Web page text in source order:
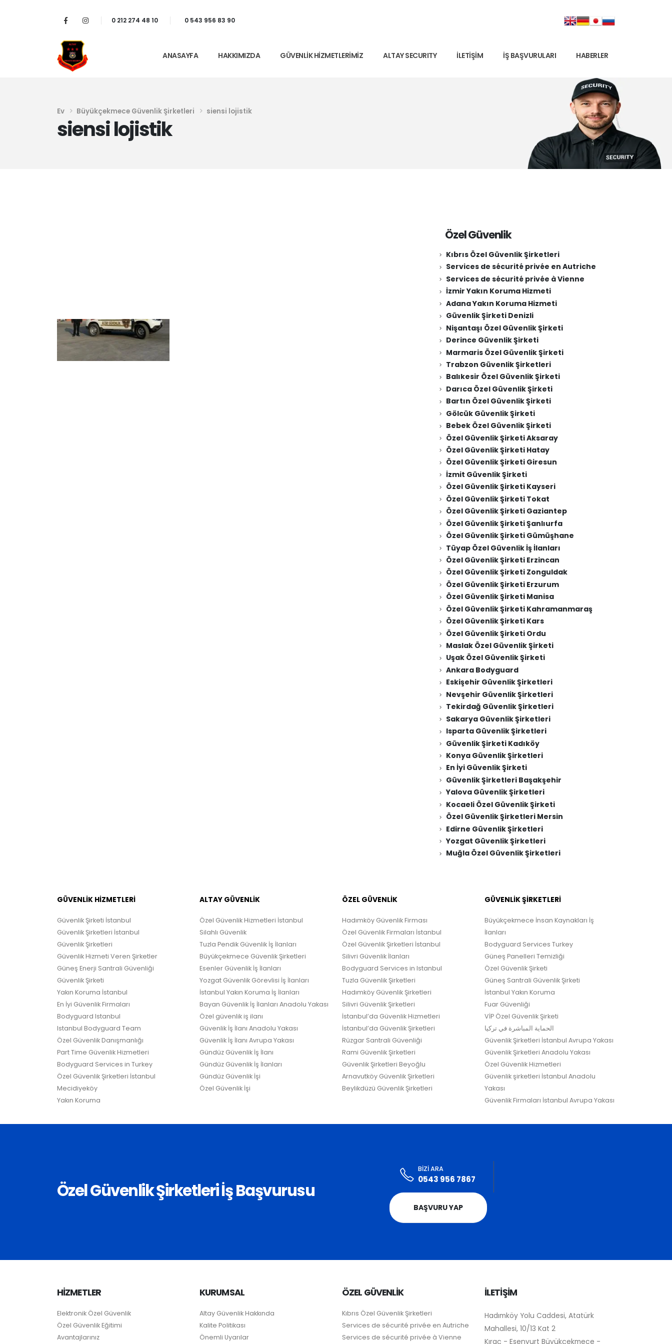
0 212 274 48 10 0 543 956 83 90
ANASAYFA HAKKIMIZDA GÜVENLIK HIZMETLERIMIZ ALTAY SECURITY İLETIŞIM İŞ BAŞVURULARI HABERLER
Ev Büyükçekmece Güvenlik Şirketleri siensi lojistik
siensi lojistik
Özel Güvenlik
Kıbrıs Özel Güvenlik Şirketleri
Services de sécurité privée en Autriche
Services de sécurité privée à Vienne
İzmir Yakın Koruma Hizmeti
Adana Yakın Koruma Hizmeti
Güvenlik Şirketi Denizli
Nişantaşı Özel Güvenlik Şirketi
Derince Güvenlik Şirketi
Marmaris Özel Güvenlik Şirketi
Trabzon Güvenlik Şirketleri
Balıkesir Özel Güvenlik Şirketi
Darıca Özel Güvenlik Şirketi
Bartın Özel Güvenlik Şirketi
Gölcük Güvenlik Şirketi
Bebek Özel Güvenlik Şirketi
Özel Güvenlik Şirketi Aksaray
Özel Güvenlik Şirketi Hatay
Özel Güvenlik Şirketi Giresun
İzmit Güvenlik Şirketi
Özel Güvenlik Şirketi Kayseri
Özel Güvenlik Şirketi Tokat
Özel Güvenlik Şirketi Gaziantep
Özel Güvenlik Şirketi Şanlıurfa
Özel Güvenlik Şirketi Gümüşhane
Tüyap Özel Güvenlik İş İlanları
Özel Güvenlik Şirketi Erzincan
Özel Güvenlik Şirketi Zonguldak
Özel Güvenlik Şirketi Erzurum
Özel Güvenlik Şirketi Manisa
Özel Güvenlik Şirketi Kahramanmaraş
Özel Güvenlik Şirketi Kars
Özel Güvenlik Şirketi Ordu
Maslak Özel Güvenlik Şirketi
Uşak Özel Güvenlik Şirketi
Ankara Bodyguard
Eskişehir Güvenlik Şirketleri
Nevşehir Güvenlik Şirketleri
Tekirdağ Güvenlik Şirketleri
Sakarya Güvenlik Şirketleri
Isparta Güvenlik Şirketleri
Güvenlik Şirketi Kadıköy
Konya Güvenlik Şirketleri
En İyi Güvenlik Şirketi
Güvenlik Şirketleri Başakşehir
Yalova Güvenlik Şirketleri
Kocaeli Özel Güvenlik Şirketi
Özel Güvenlik Şirketleri Mersin
Edirne Güvenlik Şirketleri
Yozgat Güvenlik Şirketleri
Muğla Özel Güvenlik Şirketleri
GÜVENLİK HİZMETLERİ
Güvenlik Şirketi İstanbul
Güvenlik Şirketleri İstanbul
Güvenlik Şirketleri
Güvenlik Hizmeti Veren Şirketler
Güneş Enerji Santrali Güvenliği
Güvenlik Şirketi
Yakın Koruma İstanbul
En İyi Güvenlik Firmaları
Bodyguard Istanbul
Istanbul Bodyguard Team
Özel Güvenlik Danışmanlığı
Part Time Güvenlik Hizmetleri
Bodyguard Services in Turkey
Özel Güvenlik Şirketleri İstanbul
Mecidiyeköy
Yakın Koruma
ALTAY GÜVENLİK
Özel Güvenlik Hizmetleri İstanbul
Silahlı Güvenlik
Tuzla Pendik Güvenlik İş İlanları
Büyükçekmece Güvenlik Şirketleri
Esenler Güvenlik İş İlanları
Yozgat Güvenlik Görevlisi İş İlanları
İstanbul Yakın Koruma İş İlanları
Bayan Güvenlik İş İlanları Anadolu Yakası
Özel güvenlik iş ilanı
Güvenlik İş İlanı Anadolu Yakası
Güvenlik İş İlanı Avrupa Yakası
Gündüz Güvenlik İş İlanı
Gündüz Güvenlik İş İlanları
Gündüz Güvenlik İşi
Özel Güvenlik İşi
ÖZEL GÜVENLİK
Hadımköy Güvenlik Firması
Özel Güvenlik Firmaları İstanbul
Özel Güvenlik Şirketleri İstanbul
Silivri Güvenlik İlanları
Bodyguard Services in Istanbul
Tuzla Güvenlik Şirketleri
Hadımköy Güvenlik Şirketleri
Silivri Güvenlik Şirketleri
İstanbul’da Güvenlik Hizmetleri
İstanbul’da Güvenlik Şirketleri
Rüzgar Santrali Güvenliği
Rami Güvenlik Şirketleri
Güvenlik Şirketleri Beyoğlu
Arnavutköy Güvenlik Şirketleri
Beylikdüzü Güvenlik Şirketleri
GÜVENLİK ŞİRKETLERİ
Büyükçekmece İnsan Kaynakları İş
İlanları
Bodyguard Services Turkey
Güneş Panelleri Temizliği
Özel Güvenlik Şirketi
Güneş Santrali Güvenlik Şirketi
İstanbul Yakın Koruma
Fuar Güvenliği
VİP Özel Güvenlik Şirketi
الحماية المباشرة في تركيا
Güvenlik Şirketleri İstanbul Avrupa Yakası
Güvenlik Şirketleri Anadolu Yakası
Özel Güvenlik Hizmetleri
Güvenlik şirketleri İstanbul Anadolu
Yakası
Güvenlik Firmaları İstanbul Avrupa Yakası
Özel Güvenlik Şirketleri İş Başvurusu
BIZI ARA
0543 956 7867
BAŞVURU YAP
HİZMETLER
Elektronik Özel Güvenlik
Özel Güvenlik Eğitimi
Avantajlarınız
KURUMSAL
Altay Güvenlik Hakkında
Kalite Politikası
Önemli Uyarılar
ÖZEL GÜVENLİK
Kıbrıs Özel Güvenlik Şirketleri
Services de sécurité privée en Autriche
Services de sécurité privée à Vienne
İLETİŞİM
Hadımköy Yolu Caddesi, Atatürk
Mahallesi, 10/13 Kat 2
Kıraç - Esenyurt Büyükçekmece -